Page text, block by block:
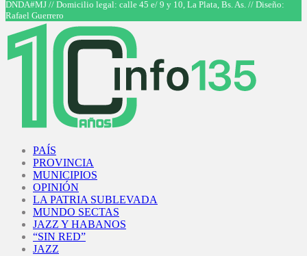
DNDA#MJ // Domicilio legal: calle 45 e/ 9 y 10, La Plata, Bs. As. // Diseño:
Rafael Guerrero
PAÍS
PROVINCIA
MUNICIPIOS
OPINIÓN
LA PATRIA SUBLEVADA
MUNDO SECTAS
JAZZ Y HABANOS
“SIN RED”
JAZZ